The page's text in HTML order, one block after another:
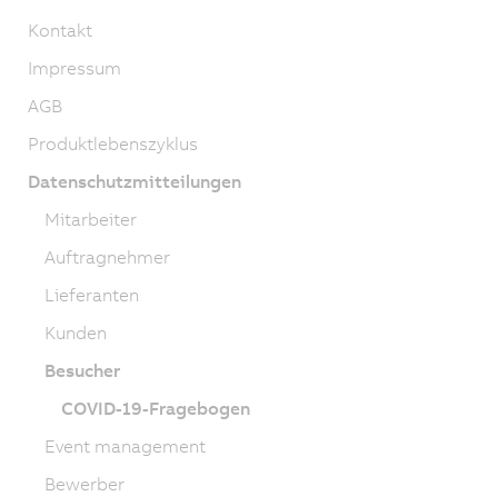
Kontakt
Impressum
AGB
Produktlebenszyklus
Datenschutzmitteilungen
Mitarbeiter
Auftragnehmer
Lieferanten
Kunden
Besucher
COVID-19-Fragebogen
Event management
Bewerber